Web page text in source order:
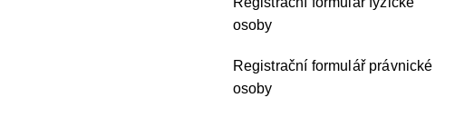
osoby
Registrační formulář právnické
osoby